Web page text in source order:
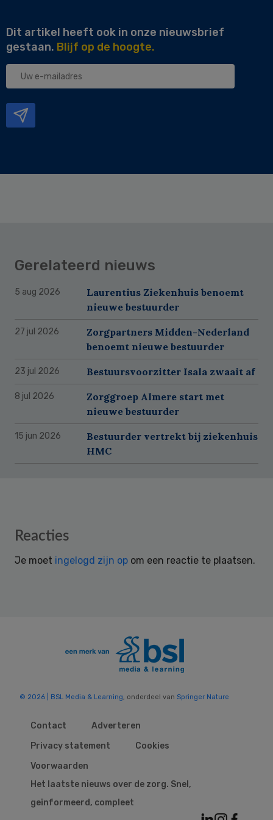
Dit artikel heeft ook in onze nieuwsbrief
gestaan. Blijf op de hoogte.
Uw
Gerelateerd nieuws
5 aug 2026
Laurentius Ziekenhuis benoemt
nieuwe bestuurder
27 jul 2026
Zorgpartners Midden-Nederland
benoemt nieuwe bestuurder
23 jul 2026 Bestuursvoorzitter Isala zwaait af
8 jul 2026
Zorggroep Almere start met
nieuwe bestuurder
15 jun 2026
Bestuurder vertrekt bij ziekenhuis
HMC
Reader
Reacties
Je moet ingelogd zijn op om een reactie te plaatsen.
© 2026 | BSL Media & Learning, onderdeel van Springer Nature
Contact
Adverteren
Privacy statement
Cookies
Voorwaarden
Het laatste nieuws over de zorg. Snel,
geïnformeerd, compleet